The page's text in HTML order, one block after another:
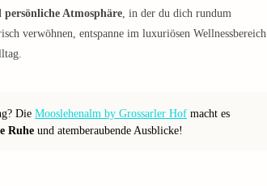
persönliche Atmosphäre , in der du dich rundum
verwöhnen, entspanne im luxuriösen Wellnessbereich
Die Mooslehenalm by Grossarler Hof macht es
Ruhe und atemberaubende Ausblicke!